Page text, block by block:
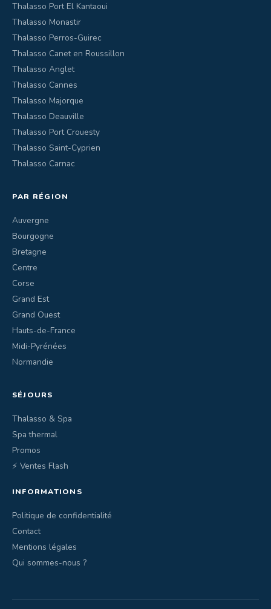
Thalasso Port El Kantaoui
Thalasso Monastir
Thalasso Perros-Guirec
Thalasso Canet en Roussillon
Thalasso Anglet
Thalasso Cannes
Thalasso Majorque
Thalasso Deauville
Thalasso Port Crouesty
Thalasso Saint-Cyprien
Thalasso Carnac
PAR RÉGION
Auvergne
Bourgogne
Bretagne
Centre
Corse
Grand Est
Grand Ouest
Hauts-de-France
Midi-Pyrénées
Normandie
SÉJOURS
Thalasso & Spa
Spa thermal
Promos
⚡ Ventes Flash
INFORMATIONS
Politique de confidentialité
Contact
Mentions légales
Qui sommes-nous ?